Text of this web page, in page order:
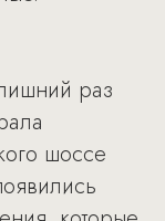
раз
шоссе